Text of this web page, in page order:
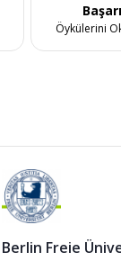
Başarı
Öykülerini
Berlin Freie